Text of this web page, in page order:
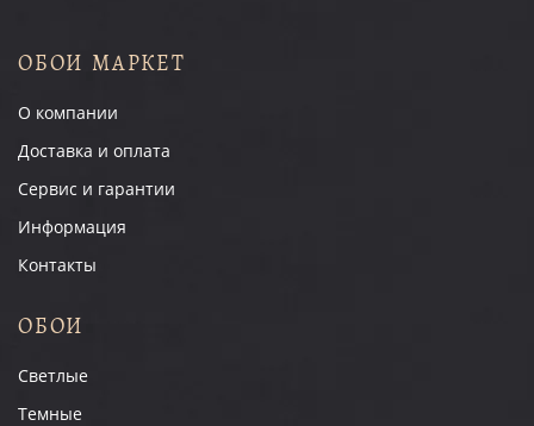
ОБОИ МАРКЕТ
О компании
Доставка и оплата
Сервис и гарантии
Информация
Контакты
ОБОИ
Светлые
Темные